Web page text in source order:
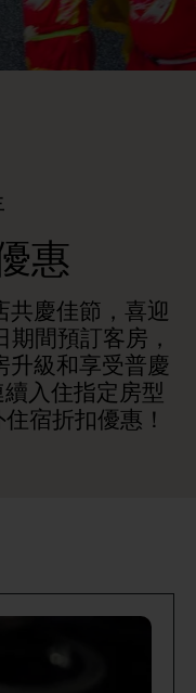
惠
共慶佳節，喜迎
期間預訂客房，
升級和享受普慶
入住指定房型
宿折扣優惠！